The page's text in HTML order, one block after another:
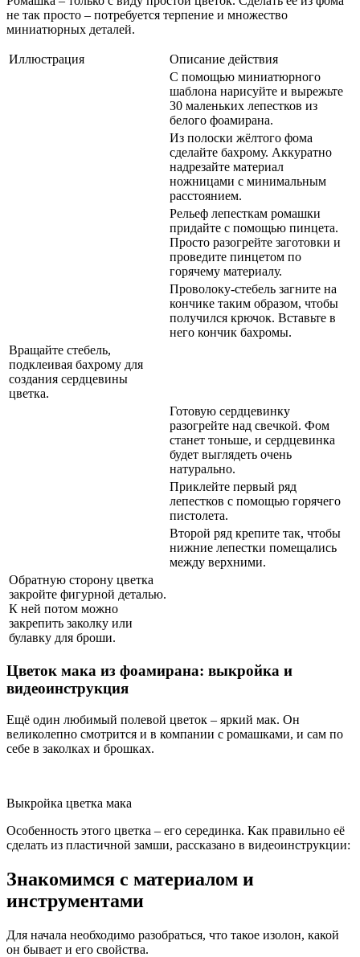
не так просто – потребуется терпение и множество
миниатюрных деталей.
Иллюстрация
Описание действия
С помощью миниатюрного
шаблона нарисуйте и вырежьте
30 маленьких лепестков из
белого фоамирана.
Из полоски жёлтого фома
сделайте бахрому. Аккуратно
надрезайте материал
ножницами с минимальным
расстоянием.
Рельеф лепесткам ромашки
придайте с помощью пинцета.
Просто разогрейте заготовки и
проведите пинцетом по
горячему материалу.
Проволоку-стебель загните на
кончике таким образом, чтобы
получился крючок. Вставьте в
него кончик бахромы.
Вращайте стебель,
подклеивая бахрому для
создания сердцевины
цветка.
Готовую сердцевинку
разогрейте над свечкой. Фом
станет тоньше, и сердцевинка
будет выглядеть очень
натурально.
Приклейте первый ряд
лепестков с помощью горячего
пистолета.
Второй ряд крепите так, чтобы
нижние лепестки помещались
между верхними.
Обратную сторону цветка
закройте фигурной деталью.
К ней потом можно
закрепить заколку или
булавку для броши.
Цветок мака из фоамирана: выкройка и
видеоинструкция
Ещё один любимый полевой цветок – яркий мак. Он
великолепно смотрится и в компании с ромашками, и сам по
себе в заколках и брошках.
Выкройка цветка мака
Особенность этого цветка – его серединка. Как правильно её
сделать из пластичной замши, рассказано в видеоинструкции:
Знакомимся с материалом и
инструментами
Для начала необходимо разобраться, что такое изолон, какой
он бывает и его свойства.